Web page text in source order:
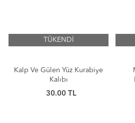
TÜKENDİ
Kalp Ve Gülen Yüz Kurabiye
Kalıbı
30.00 TL